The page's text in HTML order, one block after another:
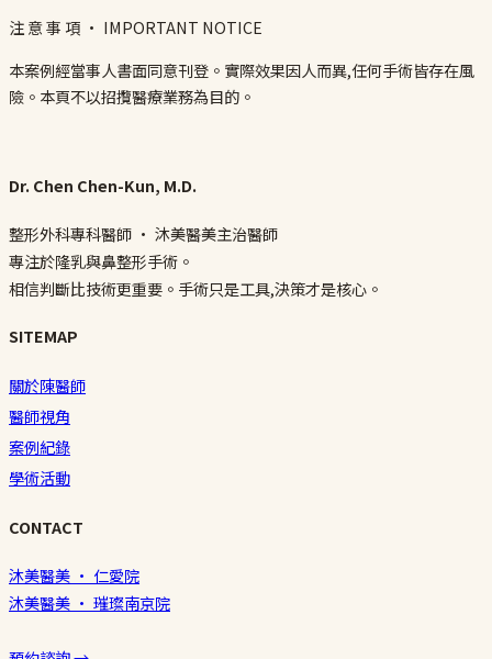
注 意 事 項 · IMPORTANT NOTICE
本案例經當事人書面同意刊登。實際效果因人而異,任何手術皆存在風
險。本頁不以招攬醫療業務為目的。
Dr. Chen Chen-Kun, M.D.
整形外科專科醫師 · 沐美醫美主治醫師
專注於隆乳與鼻整形手術。
相信判斷比技術更重要。手術只是工具,決策才是核心。
SITEMAP
關於陳醫師
醫師視角
案例紀錄
學術活動
CONTACT
沐美醫美 · 仁愛院
沐美醫美 · 璀璨南京院